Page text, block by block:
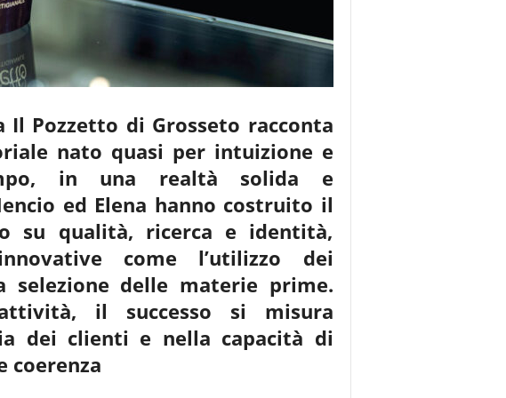
Pozzetto di Grosseto racconta
nato quasi per intuizione e
in una realtà solida e
ed Elena hanno costruito il
su qualità, ricerca e identità,
come l’utilizzo dei
selezione delle materie prime.
il successo si misura
dei clienti e nella capacità di
coerenza